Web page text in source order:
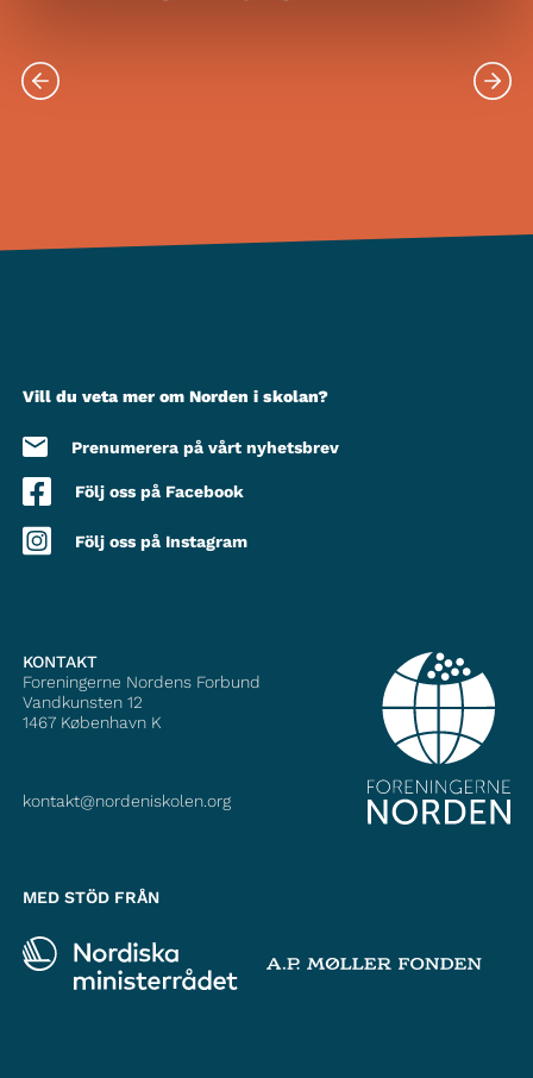
Vill du veta mer om Norden i skolan?
Prenumerera på vårt nyhetsbrev
Följ oss på Facebook
Följ oss på Instagram
KONTAKT
Foreningerne Nordens Forbund
Vandkunsten 12
1467 København K
kontakt@nordeniskolen.org
MED STÖD FRÅN